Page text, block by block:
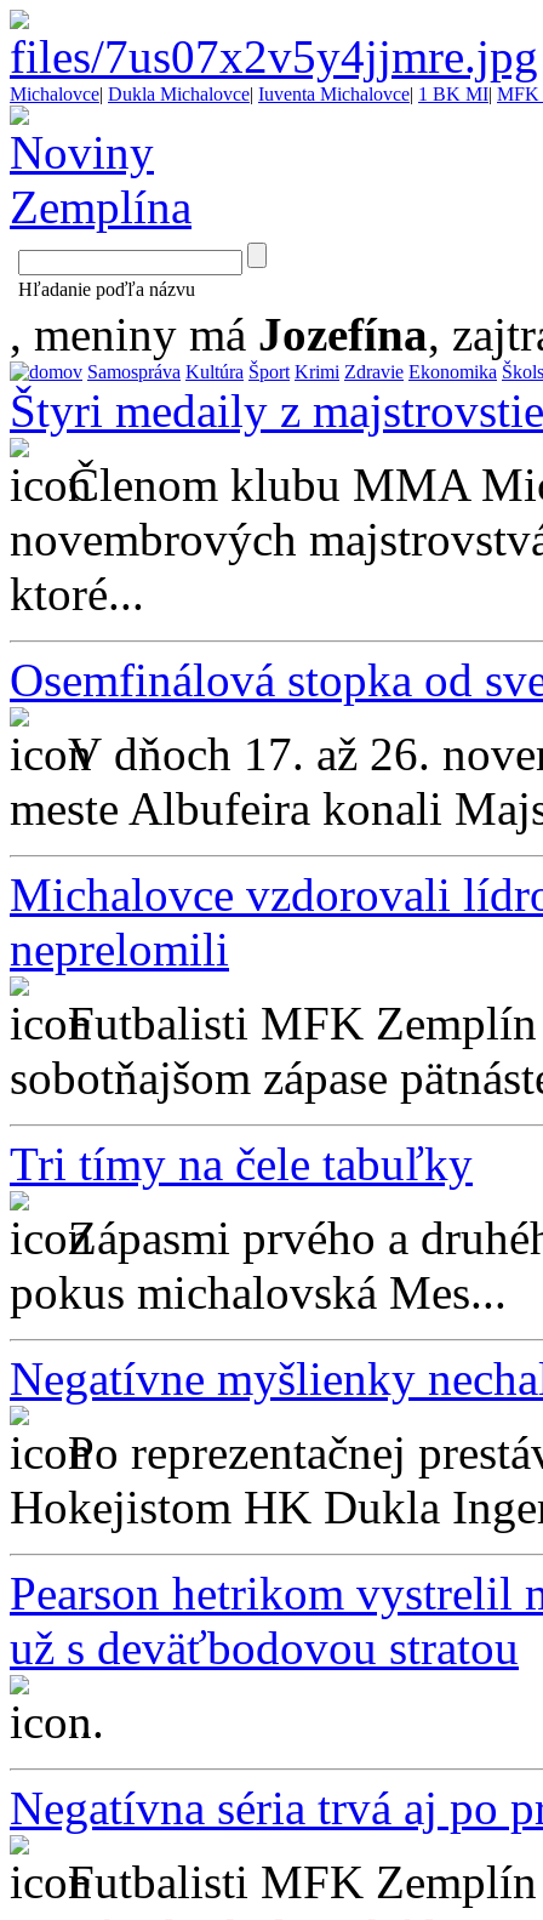
Michalovce| Dukla Michalovce| Iuventa Michalovce| 1 BK MI| MFK
Hľadanie poďľa názvu
, meniny má Jozefína,
Samospráva Kultúra Šport Krimi Zdravie Ekonomika
Štyri medaily z
Členom klubu MMA
novembrových
ktoré...
Osemfinálová stopka od
V dňoch 17. až 26.
meste Albufeira konali
Michalovce vzdorovali
neprelomili
Futbalisti MFK
sobotňajšom zápase
Tri tímy na čele tabuľky
Zápasmi prvého a
pokus michalovská Mes...
Negatívne myšlienky
Po reprezentačnej
Hokejistom HK Dukla
Pearson hetrikom vystrelil
už s deväťbodovou stratou
...
Negatívna séria trvá aj po
Futbalisti MFK Zemplín